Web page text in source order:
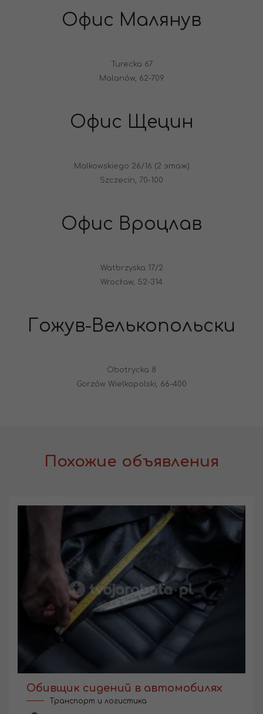
Офис Малянув
Turecka 67
Malanów, 62-709
Офис Щецин
Malkowskiego 26/16 (2 этаж)
Szczecin, 70-100
Офис Вроцлав
Watbrzyska 17/2
Wrocław, 52-314
Гожув-Велькопольски
Obotrycka 8
Gorzów Wielkopolski, 66-400
Похожие объявления
Обивщик сидений в автомобилях
Транспорт и логистика